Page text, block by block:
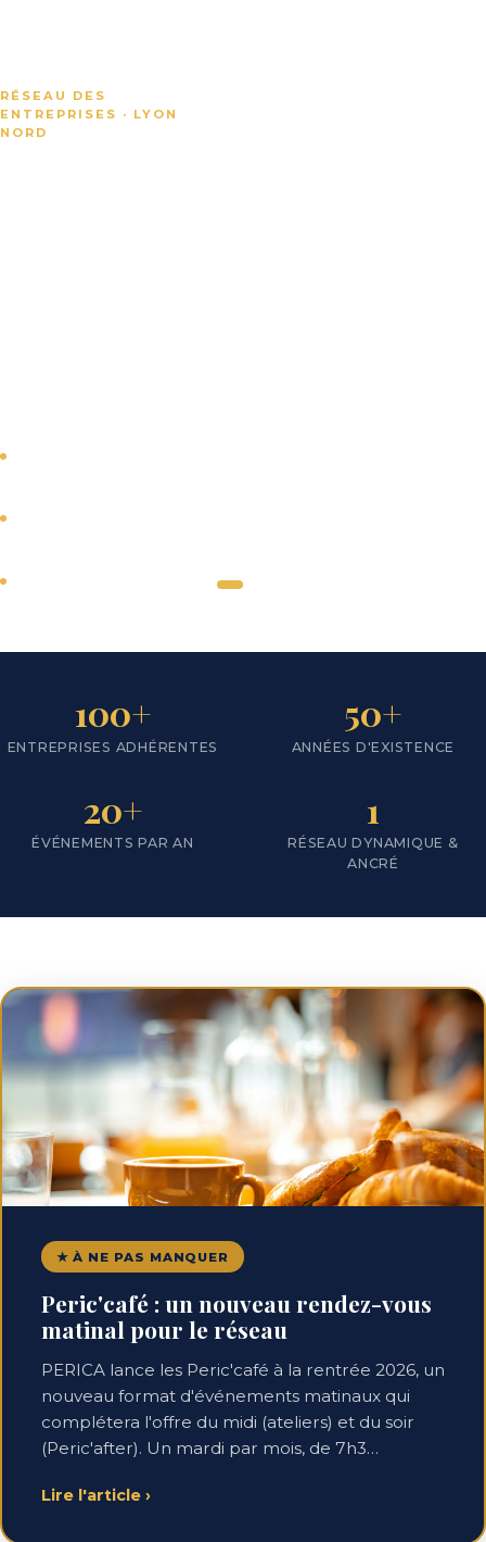
RÉSEAU DES
ENTREPRISES · LYON
NORD
Notre
100+
ENTREPRISES ADHÉRENTES
50+
ANNÉES D'EXISTENCE
20+
ÉVÉNEMENTS PAR AN
1
RÉSEAU DYNAMIQUE &
ANCRÉ
★ À NE PAS MANQUER
Peric'café : un nouveau rendez-vous
matinal pour le réseau
PERICA lance les Peric'café à la rentrée 2026, un
nouveau format d'événements matinaux qui
complétera l'offre du midi (ateliers) et du soir
(Peric'after). Un mardi par mois, de 7h3…
Lire l'article ›